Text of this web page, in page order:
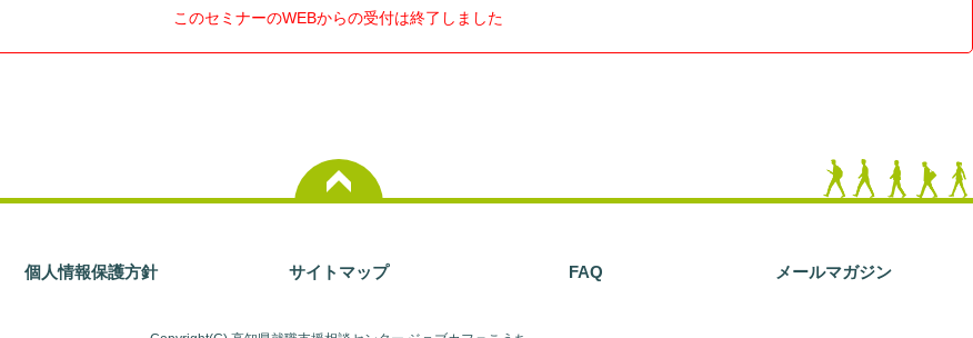
このセミナーのWEBからの受付は終了しました
個人情報保護方針 サイトマップ FAQ メールマガジン